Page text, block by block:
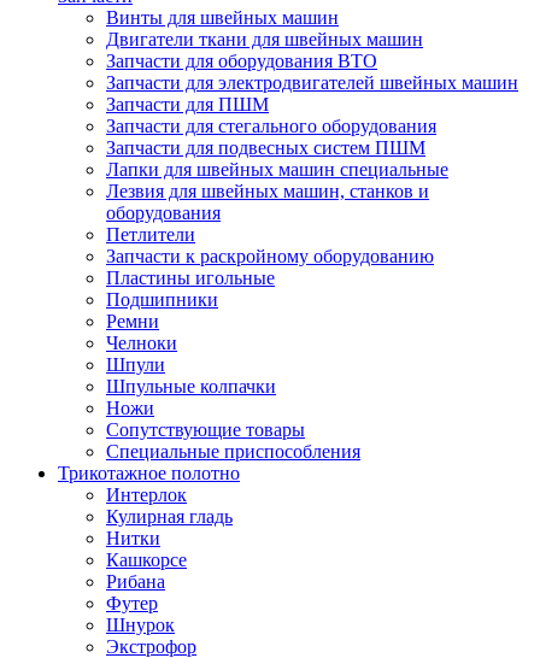
Винты для швейных машин
Двигатели ткани для швейных машин
Запчасти для оборудования ВТО
Запчасти для электродвигателей швейных машин
Запчасти для ПШМ
Запчасти для стегального оборудования
Запчасти для подвесных систем ПШМ
Лапки для швейных машин специальные
Лезвия для швейных машин, станков и
оборудования
Петлители
Запчасти к раскройному оборудованию
Пластины игольные
Подшипники
Ремни
Челноки
Шпули
Шпульные колпачки
Ножи
Сопутствующие товары
Специальные приспособления
Трикотажное полотно
Интерлок
Кулирная гладь
Нитки
Кашкорсе
Рибана
Футер
Шнурок
Экстрофор